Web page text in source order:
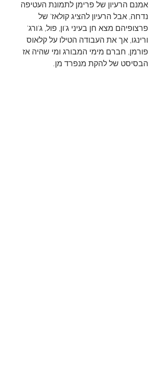
אמנם הרעיון של פרימן לתמונת העטיפה
נדחה, אבל הרעיון להציג קולאז' של
פרצופיהם מצא חן בעיני ג'ון, פול, ג'ורג'
ורינגו, אך את העבודה הטילו על קלאוס
פורמן, חברם מימי המבורג ומי שהיה אז
הבסיסט של להקת מנפרד מן.